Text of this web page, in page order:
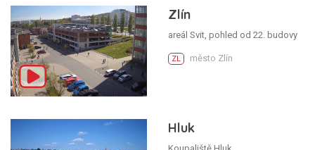
Zlín
areál Svit, pohled od 22. budovy
ZL město Zlín
Hluk